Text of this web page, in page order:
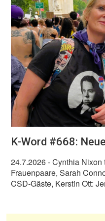
K-Word #668:
24.7.2026- Cynthia Nixon
Frauenpaare, Sarah
CSD-Gäste, Kerstin Ott: